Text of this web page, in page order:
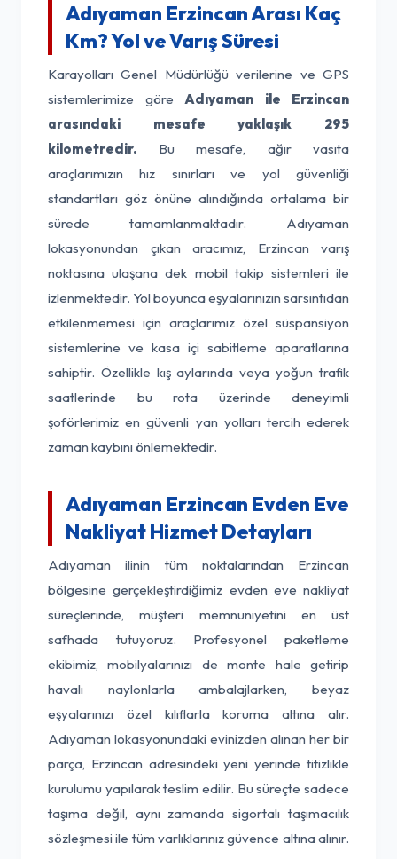
Adıyaman Erzincan Arası Kaç
Km? Yol ve Varış Süresi
Karayolları Genel Müdürlüğü verilerine ve GPS
sistemlerimize göre Adıyaman ile Erzincan
arasındaki mesafe yaklaşık 295
kilometredir. Bu mesafe, ağır vasıta
araçlarımızın hız sınırları ve yol güvenliği
standartları göz önüne alındığında ortalama bir
sürede tamamlanmaktadır. Adıyaman
lokasyonundan çıkan aracımız, Erzincan varış
noktasına ulaşana dek mobil takip sistemleri ile
izlenmektedir. Yol boyunca eşyalarınızın sarsıntıdan
etkilenmemesi için araçlarımız özel süspansiyon
sistemlerine ve kasa içi sabitleme aparatlarına
sahiptir. Özellikle kış aylarında veya yoğun trafik
saatlerinde bu rota üzerinde deneyimli
şoförlerimiz en güvenli yan yolları tercih ederek
zaman kaybını önlemektedir.
Adıyaman Erzincan Evden Eve
Nakliyat Hizmet Detayları
Adıyaman ilinin tüm noktalarından Erzincan
bölgesine gerçekleştirdiğimiz evden eve nakliyat
süreçlerinde, müşteri memnuniyetini en üst
safhada tutuyoruz. Profesyonel paketleme
ekibimiz, mobilyalarınızı de monte hale getirip
havalı naylonlarla ambalajlarken, beyaz
eşyalarınızı özel kılıflarla koruma altına alır.
Adıyaman lokasyonundaki evinizden alınan her bir
parça, Erzincan adresindeki yeni yerinde titizlikle
kurulumu yapılarak teslim edilir. Bu süreçte sadece
taşıma değil, aynı zamanda sigortalı taşımacılık
sözleşmesi ile tüm varlıklarınız güvence altına alınır.